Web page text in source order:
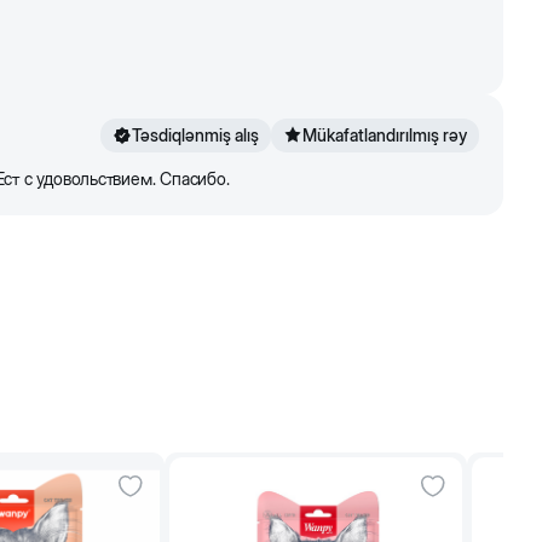
43-52
Təsdiqlənmiş alış Mükafatlandırılmış rəy
с удовольствием. Спасибо.